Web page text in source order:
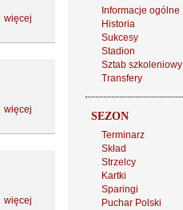
więcej
więcej
więcej
Informacje ogólne
Historia
Sukcesy
Stadion
Sztab szkoleniowy
Transfery
SEZON
Terminarz
Skład
Strzelcy
Kartki
Sparingi
Puchar Polski